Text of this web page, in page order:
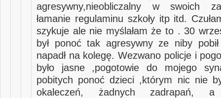
agresywny,nieobliczalny w swoich
łamanie regulaminu szkoły itp itd.
szykuje ale nie myślałam że to . 30
był ponoć tak agresywny ze niby
napadł na kolegę. Wezwano policje i
było jasne ,pogotowie do mojego
pobitych ponoć dzieci ,którym nic nie
okaleczeń, żadnych zadrapań, a